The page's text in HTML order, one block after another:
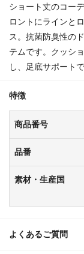
ショート丈のコー
ロントにラインと
ス。抗菌防臭性の
テムです。クッシ
し、足底サポート
特徴
商品番号
品番
素材・生産国
よくあるご質問